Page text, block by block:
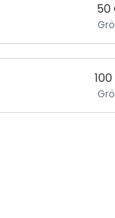
50
100